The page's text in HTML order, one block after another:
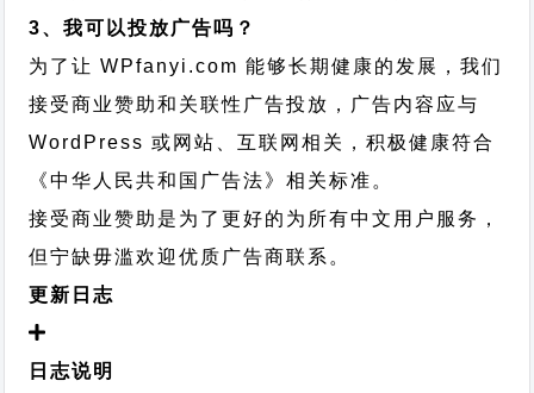
3、我可以投放广告吗？
为了让 WPfanyi.com 能够长期健康的发展，我们
接受商业赞助和关联性广告投放，广告内容应与
WordPress 或网站、互联网相关，积极健康符合
《中华人民共和国广告法》相关标准。
接受商业赞助是为了更好的为所有中文用户服务，
但宁缺毋滥欢迎优质广告商联系。
更新日志
日志说明